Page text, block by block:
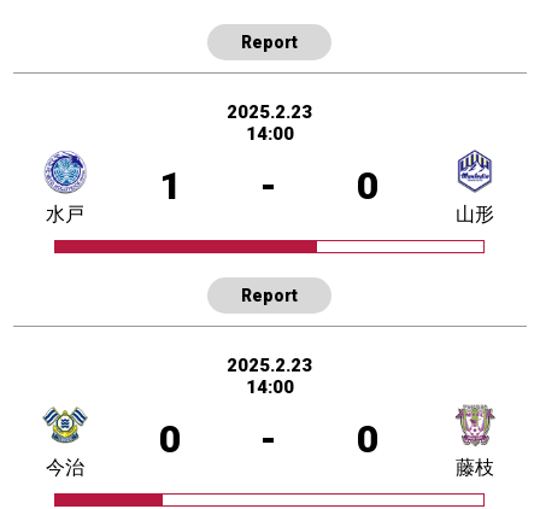
Report
2025.2.23
14:00
1 - 0
水戸 山形
Report
2025.2.23
14:00
0 - 0
今治 藤枝